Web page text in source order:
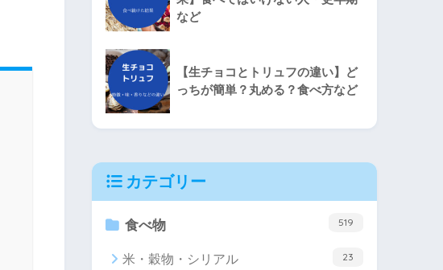
など
【生チョコとトリュフの違い】ど
っちが簡単？丸める？食べ方など
カテゴリー
食べ物 519
米・穀物・シリアル 23